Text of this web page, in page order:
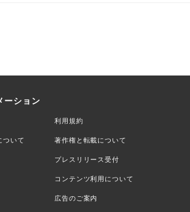
ーション
利用規約
ついて 著作権と転載について
プレスリリース受付
コンテンツ利用について
広告のご案内